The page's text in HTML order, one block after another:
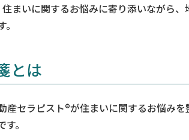
まいに関するお悩みに寄り添いながら、
とは
産セラピスト®が住まいに関するお悩み
。